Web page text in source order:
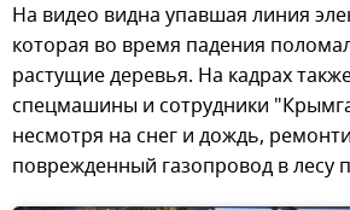
На видео видна упавшая линия
которая во время падения
растущие деревья. На кадрах
спецмашины и сотрудники
несмотря на снег и дождь,
поврежденный газопровод в лесу